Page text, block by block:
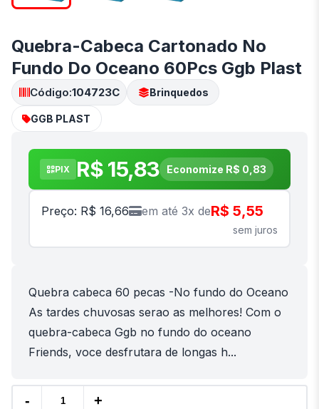
Quebra-Cabeca Cartonado No
Fundo Do Oceano 60Pcs Ggb Plast
Código:104723C Brinquedos
GGB PLAST
PIX R$ 15,83 Economize R$ 0,83
Preço: R$ 16,66 em até 3x deR$ 5,55
sem juros
Quebra cabeca 60 pecas -No fundo do Oceano
As tardes chuvosas serao as melhores! Com o
quebra-cabeca Ggb no fundo do oceano
Friends, voce desfrutara de longas h...
- +